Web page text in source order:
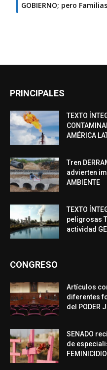
GOBIERNO; pero
PRINCIPALES
TEXTO
AMÉRICA
Tren
advierten
AMBIENTE
TEXTO
peligrosas
actividad
CONGRESO
Artículos
diferentes
del PODER
SENADO
de
FEMINICIDIO